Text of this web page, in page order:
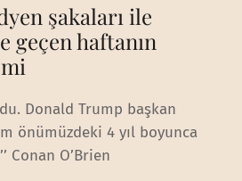
şakaları ile
geçen haftanın
Donald Trump başkan
önümüzdeki 4 yıl boyunca
Conan O’Brien